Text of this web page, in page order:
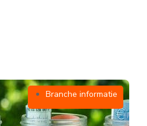
Branche informatie